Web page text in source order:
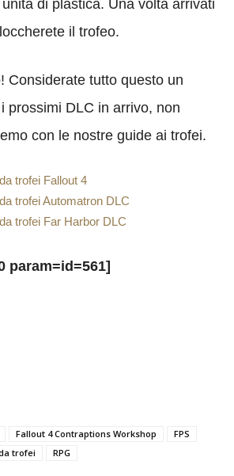
di plastica. Una volta arrivati
il trofeo.
Considerate tutto questo un
prossimi DLC in arrivo, non
con le nostre guide ai trofei.
trofei Fallout 4
trofei Automatron DLC
trofei Far Harbor DLC
param=id=561]
Fallout 4 Contraptions Workshop
FPS
trofei RPG